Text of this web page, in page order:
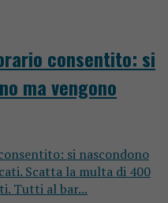
consentito: si
ma vengono
si nascondono
Scatta la multa di 400
Tutti al bar...